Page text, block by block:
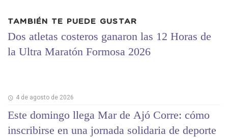
TAMBIÉN TE PUEDE GUSTAR
Dos atletas costeros ganaron las 12 Horas de
la Ultra Maratón Formosa 2026
4 de agosto de 2026
Este domingo llega Mar de Ajó Corre: cómo
inscribirse en una jornada solidaria de deporte